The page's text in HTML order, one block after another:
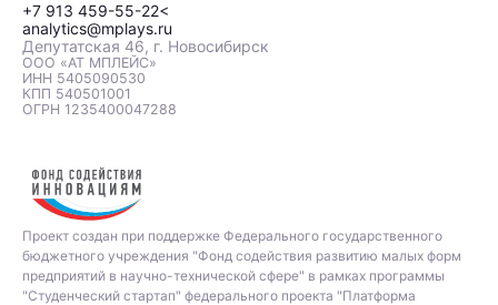
+7 913 459-55-22<
analytics@mplays.ru
Депутатская 46, г. Новосибирск
OOO «АТ МПЛЕЙС»
ИНН 5405090530
КПП 540501001
ОГРН 1235400047288
Проект создан при поддержке Федерального государственного
бюджетного учреждения "Фонд содействия развитию малых форм
предприятий в научно-технической сфере" в рамках программы
"Студенческий стартап" федерального проекта "Платформа